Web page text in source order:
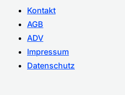
Kontakt
AGB
ADV
Impressum
Datenschutz